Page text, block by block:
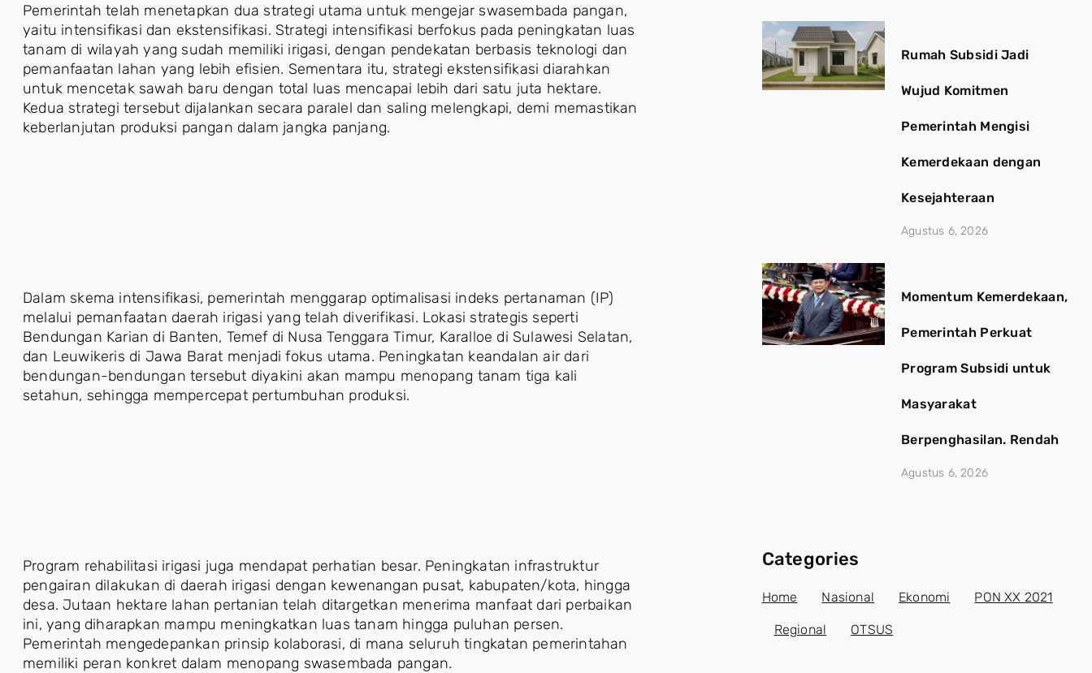
Pemerintah telah menetapkan dua strategi utama untuk mengejar swasembada pangan,
yaitu intensifikasi dan ekstensifikasi. Strategi intensifikasi berfokus pada peningkatan luas
tanam di wilayah yang sudah memiliki irigasi, dengan pendekatan berbasis teknologi dan
pemanfaatan lahan yang lebih efisien. Sementara itu, strategi ekstensifikasi diarahkan
untuk mencetak sawah baru dengan total luas mencapai lebih dari satu juta hektare.
Kedua strategi tersebut dijalankan secara paralel dan saling melengkapi, demi memastikan
keberlanjutan produksi pangan dalam jangka panjang.
Dalam skema intensifikasi, pemerintah menggarap optimalisasi indeks pertanaman (IP)
melalui pemanfaatan daerah irigasi yang telah diverifikasi. Lokasi strategis seperti
Bendungan Karian di Banten, Temef di Nusa Tenggara Timur, Karalloe di Sulawesi Selatan,
dan Leuwikeris di Jawa Barat menjadi fokus utama. Peningkatan keandalan air dari
bendungan-bendungan tersebut diyakini akan mampu menopang tanam tiga kali
setahun, sehingga mempercepat pertumbuhan produksi.
Program rehabilitasi irigasi juga mendapat perhatian besar. Peningkatan infrastruktur
pengairan dilakukan di daerah irigasi dengan kewenangan pusat, kabupaten/kota, hingga
desa. Jutaan hektare lahan pertanian telah ditargetkan menerima manfaat dari perbaikan
ini, yang diharapkan mampu meningkatkan luas tanam hingga puluhan persen.
Pemerintah mengedepankan prinsip kolaborasi, di mana seluruh tingkatan pemerintahan
memiliki peran konkret dalam menopang swasembada pangan.
Rumah Subsidi Jadi
Wujud Komitmen
Pemerintah Mengisi
Kemerdekaan dengan
Kesejahteraan
Agustus 6, 2026
Momentum Kemerdekaan,
Pemerintah Perkuat
Program Subsidi untuk
Masyarakat
Berpenghasilan. Rendah
Agustus 6, 2026
Categories
Home Nasional Ekonomi PON XX 2021
Regional OTSUS